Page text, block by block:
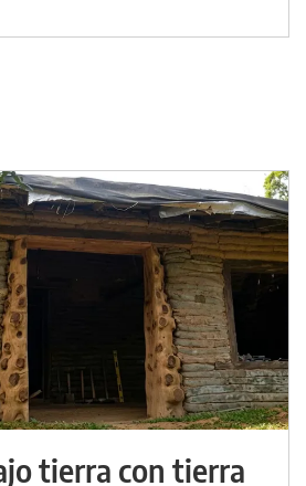
tierra con tierra